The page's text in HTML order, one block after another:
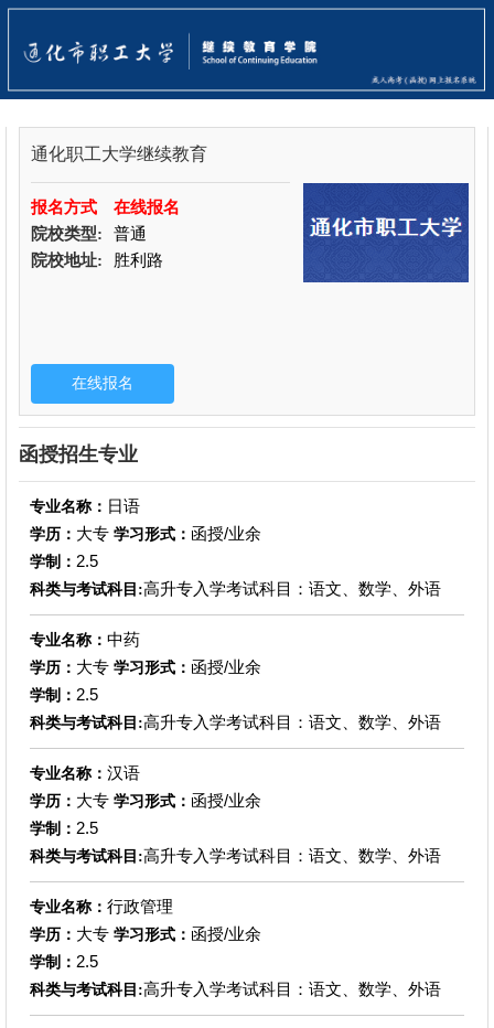
通化职工大学继续教育
报名方式
在线报名
院校类型:
普通
院校地址:
胜利路
函授招生专业
专业名称： 日语
学历： 大专 学习形式： 函授/业余
学制： 2.5
科类与考试科目:高升专入学考试科目：语文、数学、外语
专业名称： 中药
学历： 大专 学习形式： 函授/业余
学制： 2.5
科类与考试科目:高升专入学考试科目：语文、数学、外语
专业名称： 汉语
学历： 大专 学习形式： 函授/业余
学制： 2.5
科类与考试科目:高升专入学考试科目：语文、数学、外语
专业名称： 行政管理
学历： 大专 学习形式： 函授/业余
学制： 2.5
科类与考试科目:高升专入学考试科目：语文、数学、外语